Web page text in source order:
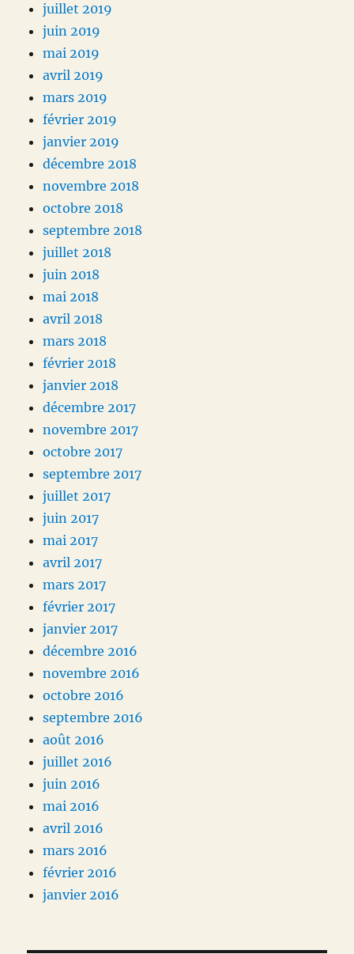
juillet 2019
juin 2019
mai 2019
avril 2019
mars 2019
février 2019
janvier 2019
décembre 2018
novembre 2018
octobre 2018
septembre 2018
juillet 2018
juin 2018
mai 2018
avril 2018
mars 2018
février 2018
janvier 2018
décembre 2017
novembre 2017
octobre 2017
septembre 2017
juillet 2017
juin 2017
mai 2017
avril 2017
mars 2017
février 2017
janvier 2017
décembre 2016
novembre 2016
octobre 2016
septembre 2016
août 2016
juillet 2016
juin 2016
mai 2016
avril 2016
mars 2016
février 2016
janvier 2016